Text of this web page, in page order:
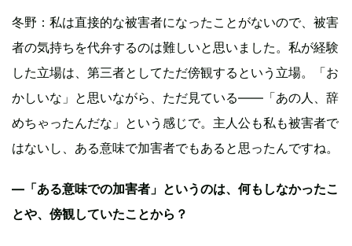
冬野：私は直接的な被害者になったことがないので、被害
者の気持ちを代弁するのは難しいと思いました。私が経験
した立場は、第三者としてただ傍観するという立場。「お
かしいな」と思いながら、ただ見ている——「あの人、辞
めちゃったんだな」という感じで。主人公も私も被害者で
はないし、ある意味で加害者でもあると思ったんですね。
―「ある意味での加害者」というのは、何もしなかったこ
とや、傍観していたことから？